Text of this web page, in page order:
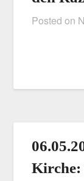
Posted on
Kirche: